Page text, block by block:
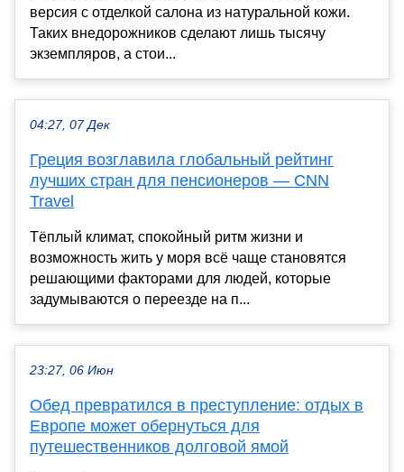
версия с отделкой салона из натуральной кожи.
Таких внедорожников сделают лишь тысячу
экземпляров, а стои...
04:27, 07 Дек
Греция возглавила глобальный рейтинг
лучших стран для пенсионеров — CNN
Travel
Тёплый климат, спокойный ритм жизни и
возможность жить у моря всё чаще становятся
решающими факторами для людей, которые
задумываются о переезде на п...
23:27, 06 Июн
Обед превратился в преступление: отдых в
Европе может обернуться для
путешественников долговой ямой